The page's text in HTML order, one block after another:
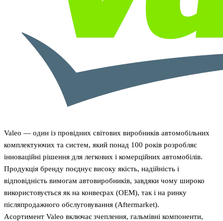
Valeo — один із провідних світових виробників автомобільних
комплектуючих та систем, який понад 100 років розробляє
інноваційні рішення для легкових і комерційних автомобілів.
Продукція бренду поєднує високу якість, надійність і
відповідність вимогам автовиробників, завдяки чому широко
використовується як на конвеєрах (OEM), так і на ринку
післяпродажного обслуговування (Aftermarket).
Асортимент Valeo включає зчеплення, гальмівні компоненти,